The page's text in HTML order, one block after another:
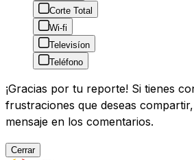
Corte Total
Wi-fi
Televisíon
Teléfono
¡Gracias por tu reporte! Si tienes
frustraciones que deseas
mensaje en los comentarios.
Cerrar